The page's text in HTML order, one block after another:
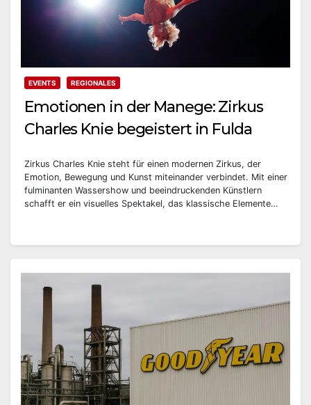
EVENTS REGIONALES
Emotionen in der Manege: Zirkus
Charles Knie begeistert in Fulda
Zirkus Charles Knie steht für einen modernen Zirkus, der
Emotion, Bewegung und Kunst miteinander verbindet. Mit einer
fulminanten Wassershow und beeindruckenden Künstlern
schafft er ein visuelles Spektakel, das klassische Elemente…